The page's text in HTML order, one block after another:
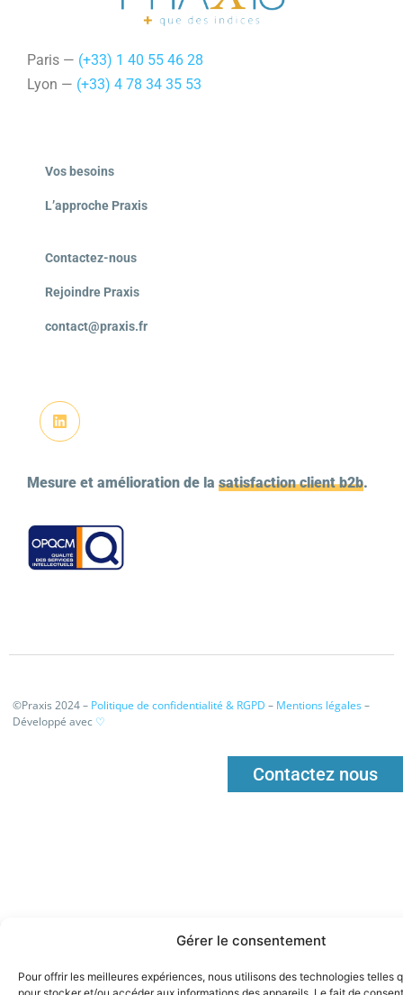
Gérer le consentement
Pour offrir les meilleures expériences, nous utilisons des technologies telles
Paris — (+33) 1 40 55 46 28
Lyon — (+33) 4 78 34 35 53
Vos besoins
L’approche Praxis
Contactez-nous
Rejoindre Praxis
contact@praxis.fr
Mesure et amélioration de la satisfaction client b2b.
©Praxis 2024 – Politique de confidentialité & RGPD – Mentions légales–
Développé avec ♡
Contactez nous